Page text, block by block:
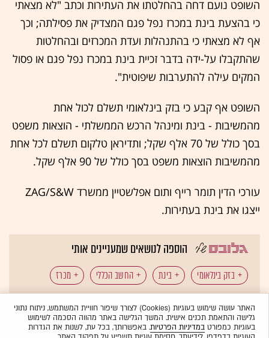
השופט נועם דחה בהחלטתו את העתירות וכתב "לא מצאתי
כי בהצעת בינת במכרז נפל פגם המצדיק את פסילתה; וכך
אף לא מצאתי כי בהתנהלות ועדת המכרזים ובהחלטות
שהתקבלו על-ידה בדבר זכיית בינת במכרז נפל פגם או פסול
המקים עילה להתערבות שיפוטית".
השופט אף קבע כי בזק בינלאומי תשלם לכול אחת
מהמשיבות - בינת ומינהל הרכש הממשלתי - הוצאות משפט
בסך כולל של 70 אלף שקל; ותדיראן טלקום תשלם לכל אחת
מהמשיבות הוצאות משפט בסך כולל של 90 אלף שקל.
עורכי הדין תומר רייף ותום אפלשטיין ממשרד ZAG/S&W
ייצגו את בינת בעתירות.
הוספה לנושאים שמעניינים אותי
בזק בינלאומי בינת החשב הכללי מכרז
תדיראן טלקום
האתר עושה שימוש בעוגיות (Cookies) לצורך שיפור חוויית המשתמש, ניתוח נתוני
גלישה והתאמת תכנים אישית. המשך הגלישה באתר מהווה הסכמה לשימוש
בעוגיות כמפורטבמדיניות הפרטיות. באפשרותך, בכל עת, לשנות את הגדרות